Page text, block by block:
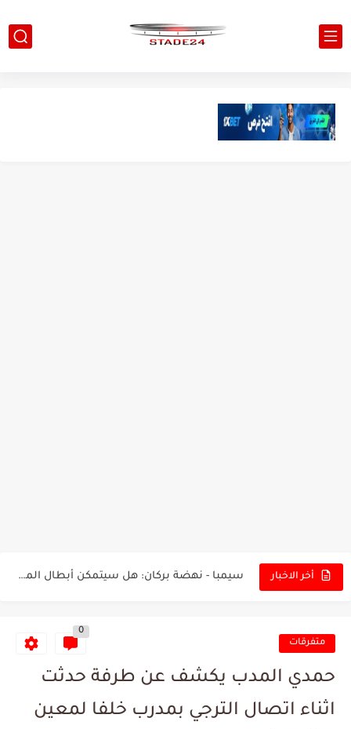
أخر الاخبار سيمبا - نهضة بركان: هل سيتمكن أبطال المغرب من الحفاظ...
البرنامج الكامل لنهائي البطولة بين الاتحاد المنستيري والنادي الإفريقي متفرقات
0
حمدي المدب يكشف عن طرفة حدثت
اثناء اتصال الترجي بمدرب خلفا لمعين